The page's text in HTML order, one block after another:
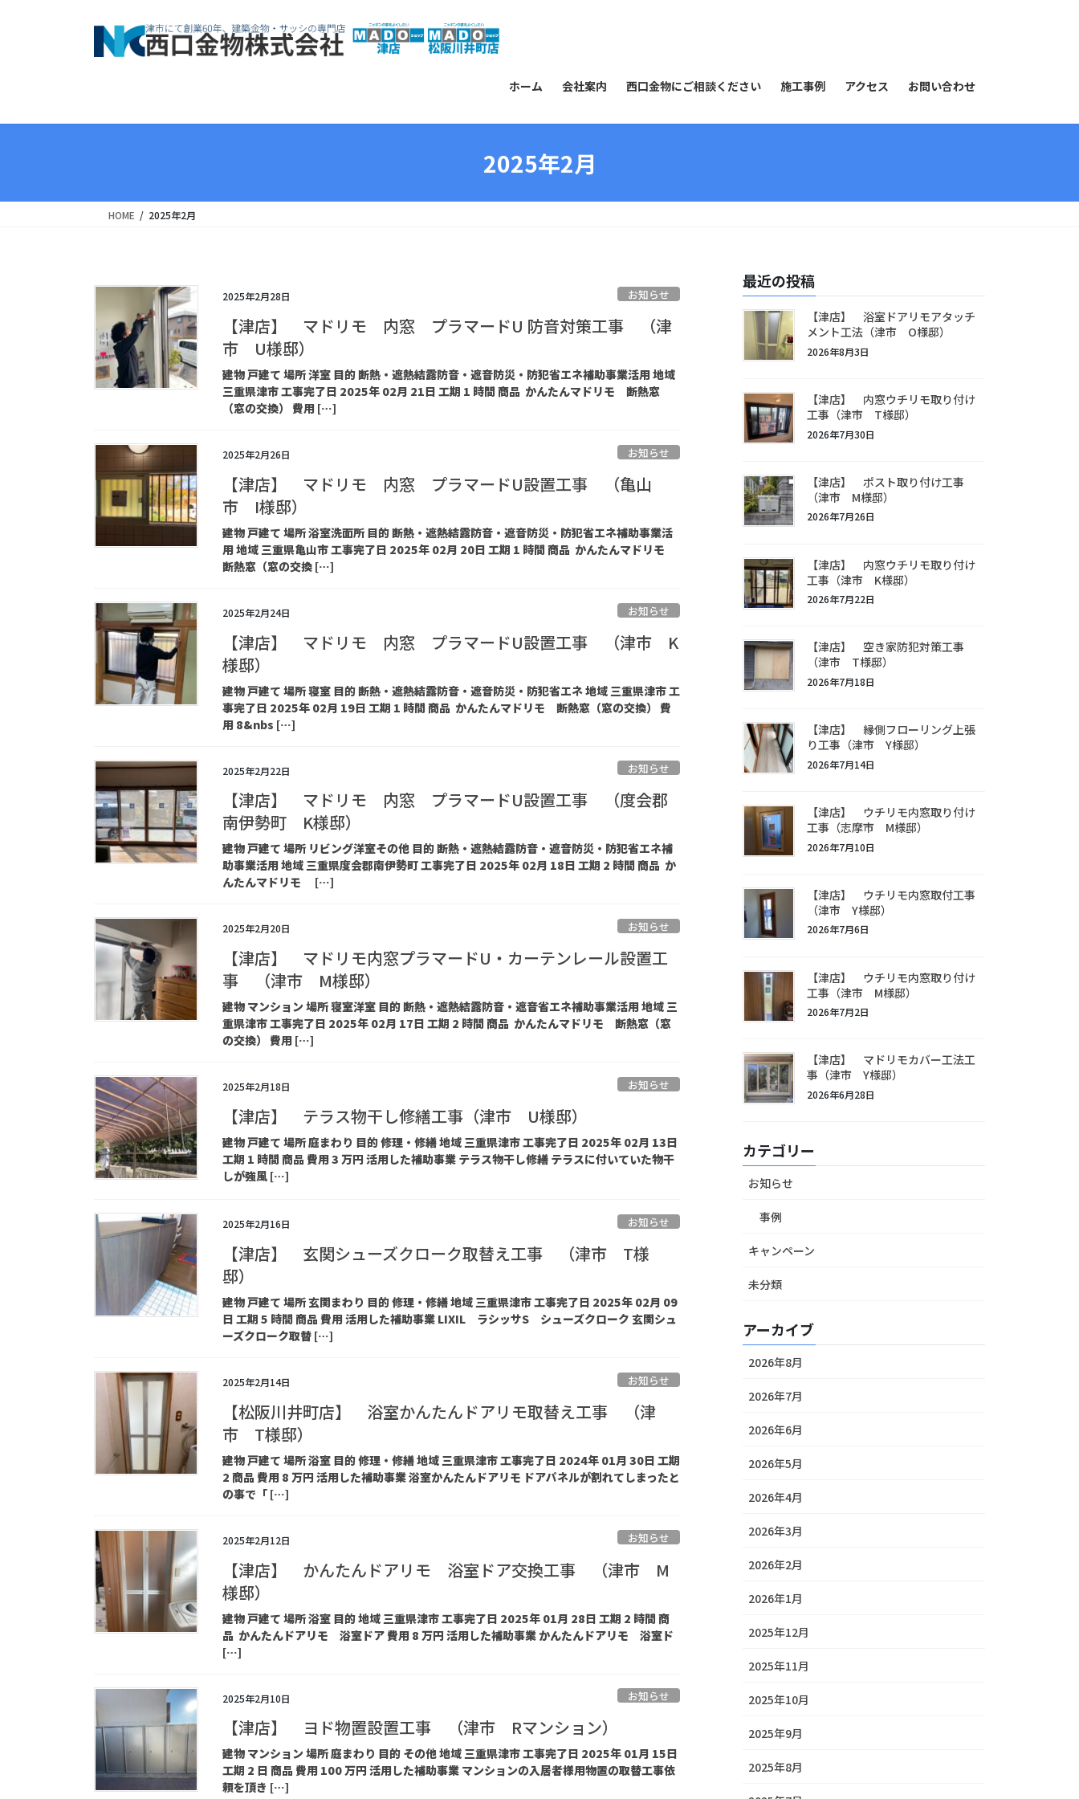
ス
ン
ホーム 会社案内 西口金物にご相談ください 施工事例 アクセス お問い合わせ
2025年2月
HOME 2025年2月
2025年2月28日 お知らせ
【津店】 マドリモ 内窓 プラマードU 防音対策工事 （津
市 U様邸）
建物 戸建て 場所 洋室 目的 断熱・遮熱結露防音・遮音防災・防犯省エネ補助事業活用 地域
三重県津市 工事完了日 2025年 02月 21日 工期 1 時間 商品 かんたんマドリモ 断熱窓
（窓の交換） 費用 […]
2025年2月26日 お知らせ
【津店】 マドリモ 内窓 プラマードU設置工事 （亀山
市 I様邸）
建物 戸建て 場所 浴室洗面所 目的 断熱・遮熱結露防音・遮音防災・防犯省エネ補助事業活
用 地域 三重県亀山市 工事完了日 2025年 02月 20日 工期 1 時間 商品 かんたんマドリモ
断熱窓（窓の交換 […]
2025年2月24日 お知らせ
【津店】 マドリモ 内窓 プラマードU設置工事 （津市 K
様邸）
建物 戸建て 場所 寝室 目的 断熱・遮熱結露防音・遮音防災・防犯省エネ 地域 三重県津市 工
事完了日 2025年 02月 19日 工期 1 時間 商品 かんたんマドリモ 断熱窓（窓の交換） 費
用 8&nbs […]
2025年2月22日 お知らせ
【津店】 マドリモ 内窓 プラマードU設置工事 （度会郡
南伊勢町 K様邸）
建物 戸建て 場所 リビング洋室その他 目的 断熱・遮熱結露防音・遮音防災・防犯省エネ補
助事業活用 地域 三重県度会郡南伊勢町 工事完了日 2025年 02月 18日 工期 2 時間 商品 か
んたんマドリモ […]
2025年2月20日 お知らせ
【津店】 マドリモ内窓プラマードU・カーテンレール設置工
事 （津市 M様邸）
建物 マンション 場所 寝室洋室 目的 断熱・遮熱結露防音・遮音省エネ補助事業活用 地域 三
重県津市 工事完了日 2025年 02月 17日 工期 2 時間 商品 かんたんマドリモ 断熱窓（窓
の交換） 費用 […]
2025年2月18日 お知らせ
【津店】 テラス物干し修繕工事（津市 U様邸）
建物 戸建て 場所 庭まわり 目的 修理・修繕 地域 三重県津市 工事完了日 2025年 02月 13日
工期 1 時間 商品 費用 3 万円 活用した補助事業 テラス物干し修繕 テラスに付いていた物干
しが強風 […]
2025年2月16日 お知らせ
【津店】 玄関シューズクローク取替え工事 （津市 T様
邸）
建物 戸建て 場所 玄関まわり 目的 修理・修繕 地域 三重県津市 工事完了日 2025年 02月 09
日 工期 5 時間 商品 費用 活用した補助事業 LIXIL ラシッサS シューズクローク 玄関シュ
ーズクローク取替 […]
2025年2月14日 お知らせ
【松阪川井町店】 浴室かんたんドアリモ取替え工事 （津
市 T様邸）
建物 戸建て 場所 浴室 目的 修理・修繕 地域 三重県津市 工事完了日 2024年 01月 30日 工期
2 商品 費用 8 万円 活用した補助事業 浴室かんたんドアリモ ドアパネルが割れてしまったと
の事で「 […]
2025年2月12日 お知らせ
【津店】 かんたんドアリモ 浴室ドア交換工事 （津市 M
様邸）
建物 戸建て 場所 浴室 目的 地域 三重県津市 工事完了日 2025年 01月 28日 工期 2 時間 商
品 かんたんドアリモ 浴室ドア 費用 8 万円 活用した補助事業 かんたんドアリモ 浴室ド
[…]
2025年2月10日 お知らせ
【津店】 ヨド物置設置工事 （津市 Rマンション）
建物 マンション 場所 庭まわり 目的 その他 地域 三重県津市 工事完了日 2025年 01月 15日
工期 2 日 商品 費用 100 万円 活用した補助事業 マンションの入居者様用物置の取替工事依
頼を頂き […]
最近の投稿
【津店】 浴室ドアリモアタッチ
メント工法（津市 O様邸）
2026年8月3日
【津店】 内窓ウチリモ取り付け
工事（津市 T様邸）
2026年7月30日
【津店】 ポスト取り付け工事
（津市 M様邸）
2026年7月26日
【津店】 内窓ウチリモ取り付け
工事（津市 K様邸）
2026年7月22日
【津店】 空き家防犯対策工事
（津市 T様邸）
2026年7月18日
【津店】 縁側フローリング上張
り工事（津市 Y様邸）
2026年7月14日
【津店】 ウチリモ内窓取り付け
工事（志摩市 M様邸）
2026年7月10日
【津店】 ウチリモ内窓取付工事
（津市 Y様邸）
2026年7月6日
【津店】 ウチリモ内窓取り付け
工事（津市 M様邸）
2026年7月2日
【津店】 マドリモカバー工法工
事（津市 Y様邸）
2026年6月28日
カテゴリー
お知らせ
事例
キャンペーン
未分類
アーカイブ
2026年8月
2026年7月
2026年6月
2026年5月
2026年4月
2026年3月
2026年2月
2026年1月
2025年12月
2025年11月
2025年10月
2025年9月
2025年8月